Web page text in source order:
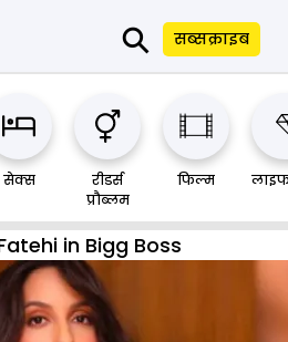
⚲ सब्सक्राइब
सेक्स
रीडर्स
प्रौब्लम
फिल्म
in Bigg Boss